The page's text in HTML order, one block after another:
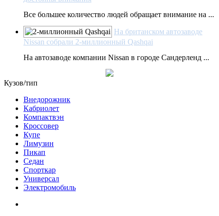
Все большее количество людей обращает внимание на ...
На британском автозаводе
Nissan собрали 2-миллионный Qashqai
На автозаводе компании Nissan в городе Сандерленд ...
Кузов/тип
Внедорожник
Кабриолет
Компактвэн
Кроссовер
Купе
Лимузин
Пикап
Седан
Спорткар
Универсал
Электромобиль